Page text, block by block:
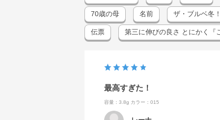
70歳の母 名前 ザ・ブルベ冬
伝票 第三に伸びの良さ とにかく『
最高すぎた！
容量：3.8g カラー：015